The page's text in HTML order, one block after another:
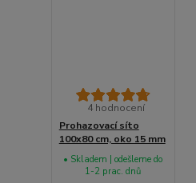
4 hodnocení
Prohazovací síto
100x80 cm, oko 15 mm
• Skladem | odešleme do
1-2 prac. dnů